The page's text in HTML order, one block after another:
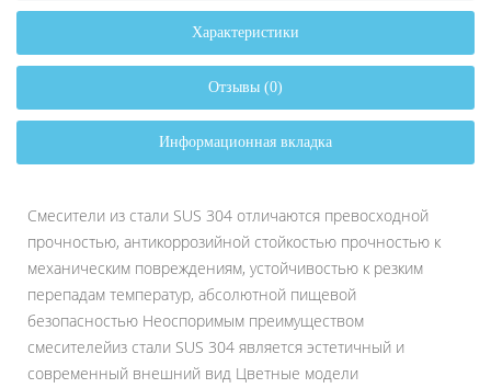
Характеристики
Отзывы (0)
Информационная вкладка
Смесители из стали SUS 304 отличаются превосходной
прочностью, антикоррозийной стойкостью прочностью к
механическим повреждениям, устойчивостью к резким
перепадам температур, абсолютной пищевой
безопасностью Неоспоримым преимуществом
смесителейиз стали SUS 304 является эстетичный и
современный внешний вид Цветные модели